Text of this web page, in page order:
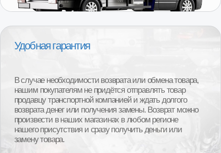
Получить консультацию
специалиста